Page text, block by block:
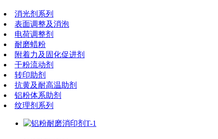
消光剂系列
表面调整及消泡
电荷调整剂
耐磨蜡粉
附着力及固化促进剂
干粉流动剂
转印助剂
抗黄及耐高温助剂
铝粉体系助剂
纹理剂系列